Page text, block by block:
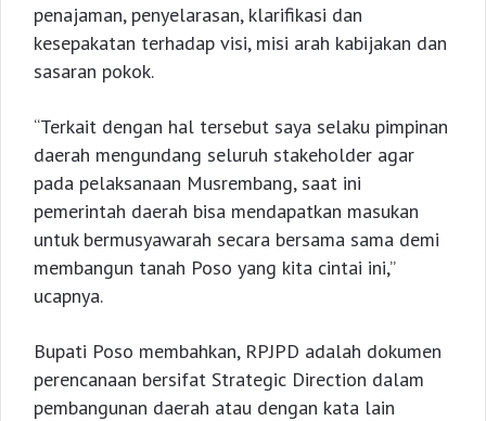
penajaman, penyelarasan, klarifikasi dan
kesepakatan terhadap visi, misi arah kabijakan dan
sasaran pokok.
“Terkait dengan hal tersebut saya selaku pimpinan
daerah mengundang seluruh stakeholder agar
pada pelaksanaan Musrembang, saat ini
pemerintah daerah bisa mendapatkan masukan
untuk bermusyawarah secara bersama sama demi
membangun tanah Poso yang kita cintai ini,”
ucapnya.
Bupati Poso membahkan, RPJPD adalah dokumen
perencanaan bersifat Strategic Direction dalam
pembangunan daerah atau dengan kata lain